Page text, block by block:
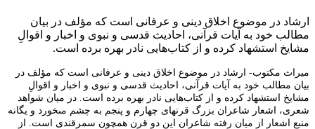
ارشاد در موضوع اخلاق دینی و عرفانی است که مؤلف در بيان
مطالب خود به آيات قرآنى، احاديث قدسى و نبوى و اخبار و اقوالِ
مشايخ استشهاد كرده و از كتاب‌هايى نادر بهره برده است.
میراث مکتوب- ارشاد در موضوع اخلاق دینی و عرفانی است که مؤلف در
بيان مطالب خود به آيات قرآنى، احاديث قدسى و نبوى و اخبار و اقوالِ
مشايخ استشهاد كرده و از كتاب‌هايى نادر بهره برده است. در ميان شواهد
شعرى، اشعار شاعران بزرگ قرنهاى چهارم و پنجم به چشم مى­خورد و يگانه
منبع اشعار از ميان رفته شاعران این دو قرن همچون سمرقندی است. از